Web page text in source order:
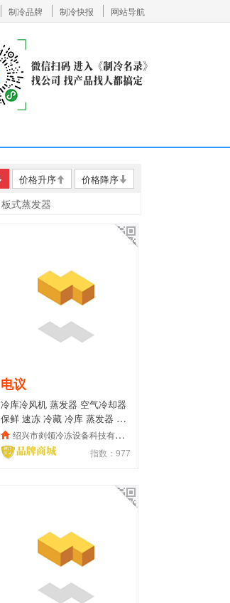
制冷品牌 制冷快报 网站导航
价格升序 价格降序
板式蒸发器
电议
冷库冷风机 蒸发器 空气冷却器
保鲜 速冻 冷藏 冷库 蒸发器 厂
家 绍兴市剡领冷冻设备科技有限公司
指数：977